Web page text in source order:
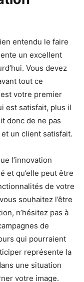
entendu le faire
un excellent
Vous devez
tout ce
votre premier
est satisfait, plus il
donc de ne pas
un client satisfait.
l’innovation
et qu’elle peut être
de votre
souhaitez l’être
n’hésitez pas à
de
qui pourraient
représente la
une situation
votre image.